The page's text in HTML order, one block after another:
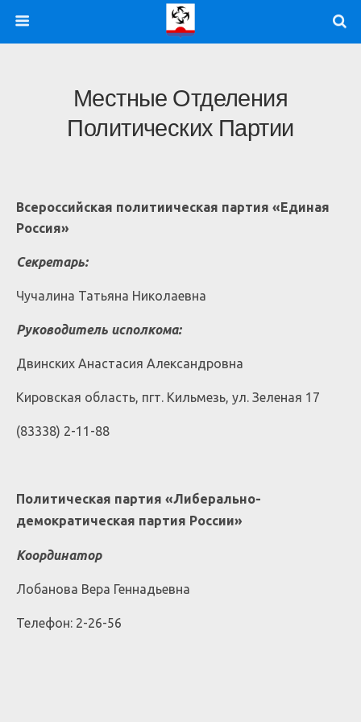
Местные Отделения
Политических Партии
Всероссийская политиическая партия «Единая
Россия»
Секретарь:
Чучалина Татьяна Николаевна
Руководитель исполкома:
Двинских Анастасия Александровна
Кировская область, пгт. Кильмезь, ул. Зеленая 17
(83338) 2-11-88
Политическая партия «Либерально-
демократическая партия России»
Координатор
Лобанова Вера Геннадьевна
Телефон: 2-26-56